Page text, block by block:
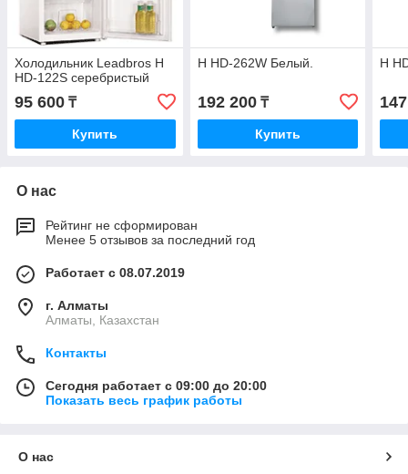
Холодильник Leadbros H
HD-122S серебристый
95 600 ₸
Купить
H HD-262W Белый.
192 200₸
Купить
H
О нас
Рейтинг не сформирован
Менее 5 отзывов за последний год
Работает с 08.07.2019
г. Алматы
Алматы, Казахстан
Контакты
Сегодня работает с 09:00 до 20:00
Показать весь график работы
О нас